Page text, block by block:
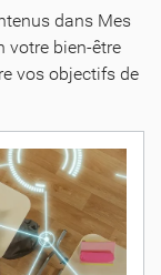
dans Mes
votre bien-être
vos objectifs de